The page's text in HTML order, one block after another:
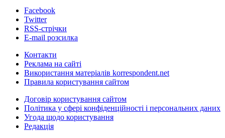
Facebook
Twitter
RSS-стрічки
E-mail розсилка
Контакти
Реклама на сайті
Використання матеріалів korrespondent.net
Правила користування сайтом
Договір користування сайтом
Політика у сфері конфіденційності і персональних даних
Угода щодо користування
Редакція